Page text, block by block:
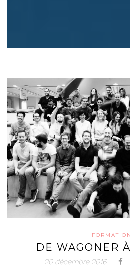
FORMATION
DE WAGONER
20 décembre 2016